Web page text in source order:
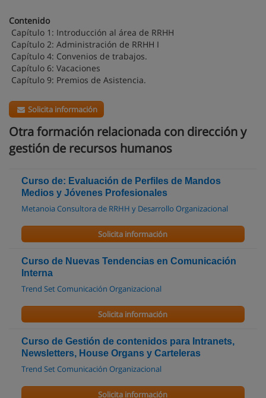
Contenido
Capítulo 1: Introducción al área de RRHH
Capítulo 2: Administración de RRHH I
Capítulo 4: Convenios de trabajos.
Capítulo 6: Vacaciones
Capítulo 9: Premios de Asistencia.
Solicita información
Otra formación relacionada con dirección y
gestión de recursos humanos
Curso de: Evaluación de Perfiles de Mandos
Medios y Jóvenes Profesionales
Metanoia Consultora de RRHH y Desarrollo Organizacional
Solicita información
Curso de Nuevas Tendencias en Comunicación
Interna
Trend Set Comunicación Organizacional
Solicita información
Curso de Gestión de contenidos para Intranets,
Newsletters, House Organs y Carteleras
Trend Set Comunicación Organizacional
Solicita información